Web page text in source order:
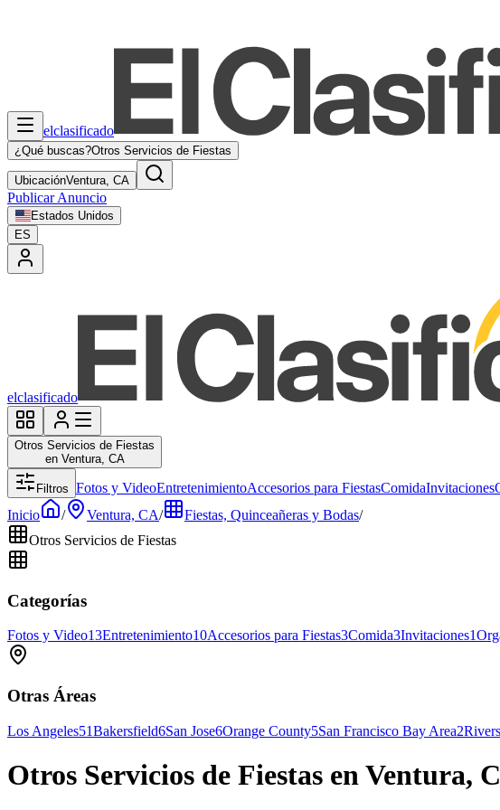
elclasificado
¿Qué buscas?Otros Servicios de Fiestas
UbicaciónVentura, CA
Publicar Anuncio
Estados Unidos
ES
elclasificado
Otros Servicios de Fiestas
en Ventura, CA
Filtros Fotos y VideoEntretenimientoAccesorios para FiestasComidaInvitaciones
Inicio
/ Ventura, CA/ Fiestas, Quinceañeras y Bodas/
Otros Servicios de Fiestas
Categorías
Fotos y Video13Entretenimiento10Accesorios para Fiestas3Comida3Invitaciones1
Otras Áreas
Los Angeles51Bakersfield6San Jose6Orange County5San Francisco Bay Area2
Otros Servicios de Fiestas en Ventura,